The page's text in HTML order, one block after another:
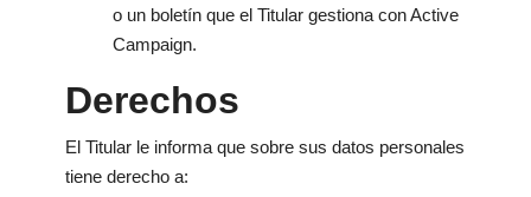
o un boletín que el Titular gestiona con Active
Campaign.
Derechos
El Titular le informa que sobre sus datos personales
tiene derecho a: